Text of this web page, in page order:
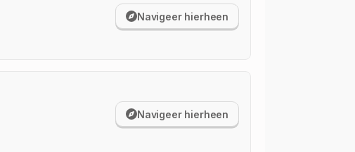
Navigeer hierheen
Navigeer hierheen